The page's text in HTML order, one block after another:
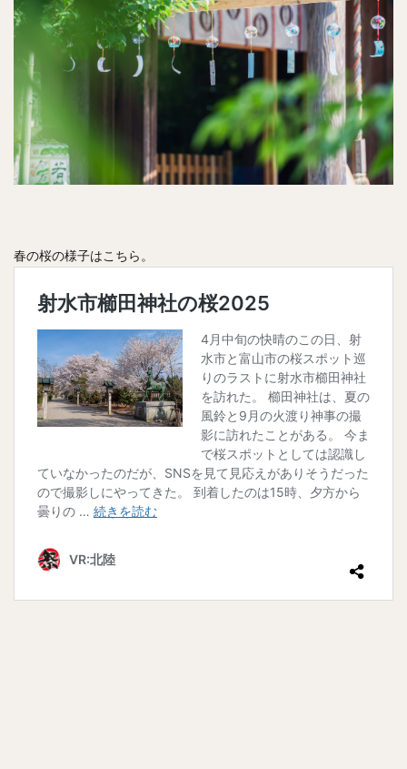
春の桜の様子はこちら。